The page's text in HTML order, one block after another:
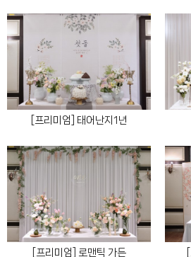
[프리미엄] 태어난지1년
[프리미엄] 로맨틱 가든